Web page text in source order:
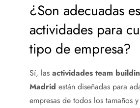
¿Son adecuadas
actividades para
tipo de empresa?
Sí, las actividades team
Madrid están diseñadas para
empresas de todos los tamaños